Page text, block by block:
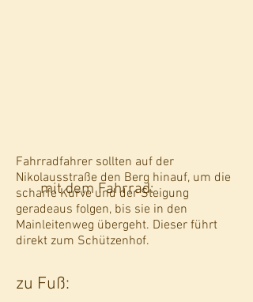
mit dem Fahrrad:
Fahrradfahrer sollten auf der
Nikolausstraße den Berg hinauf, um die
scharfe Kurve und der Steigung
geradeaus folgen, bis sie in den
Mainleitenweg übergeht. Dieser führt
direkt zum Schützenhof.
zu Fuß: